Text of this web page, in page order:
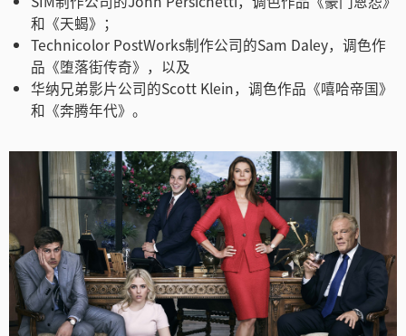
和《天蝎》；
Technicolor PostWorks制作公司的Sam Daley，调色作
品《堕落街传奇》，以及
华纳兄弟影片公司的Scott Klein，调色作品《嘻哈帝国》
和《奔腾年代》。